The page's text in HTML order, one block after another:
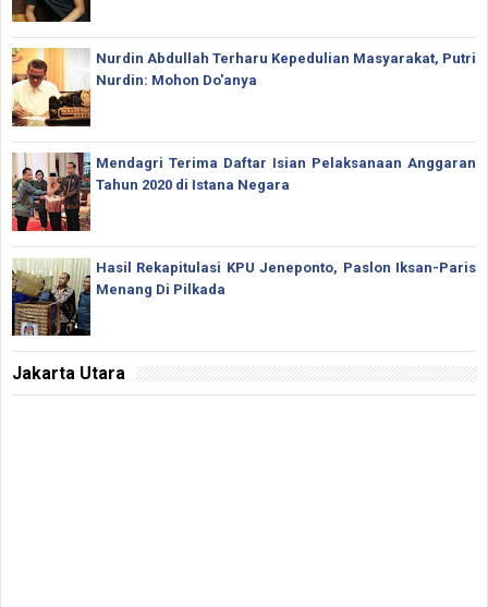
Nurdin Abdullah Terharu Kepedulian Masyarakat, Putri
Nurdin: Mohon Do'anya
Mendagri Terima Daftar Isian Pelaksanaan Anggaran
Tahun 2020 di Istana Negara
Hasil Rekapitulasi KPU Jeneponto, Paslon Iksan-Paris
Menang Di Pilkada
Jakarta Utara